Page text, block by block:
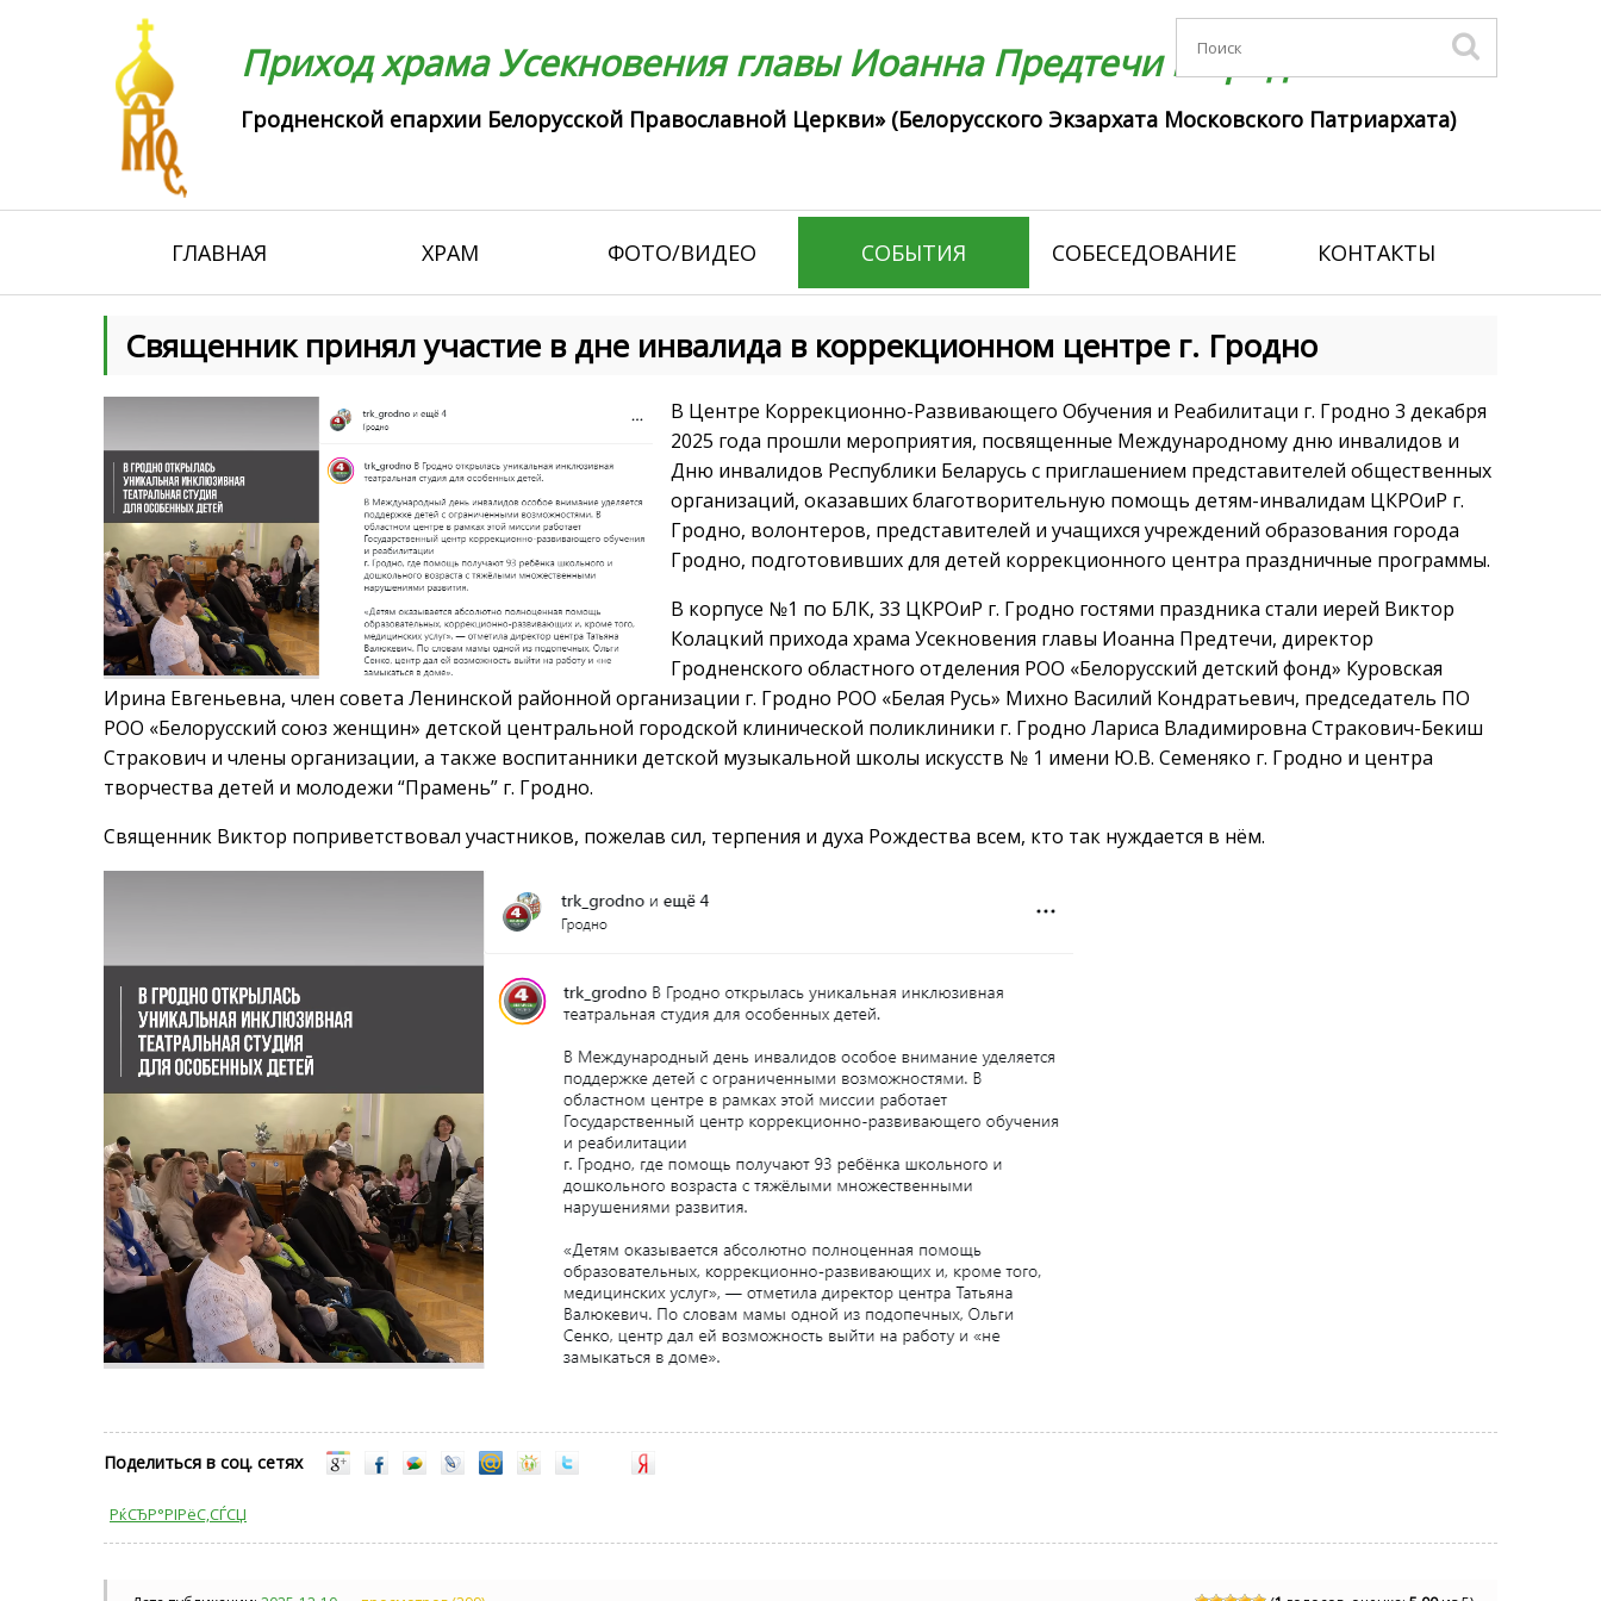
Приход храма Усекновения главы Иоанна Предтечи г. Гродно
Гродненской епархии Белорусской Православной Церкви» (Белорусского Экзархата Московского Патриархата)
ГЛАВНАЯ ХРАМ ФОТО/ВИДЕО СОБЫТИЯ СОБЕСЕДОВАНИЕ КОНТАКТЫ
Священник принял участие в дне инвалида в коррекционном центре г. Гродно
В Центре Коррекционно-Развивающего Обучения и Реабилитаци г. Гродно 3 декабря
2025 года прошли мероприятия, посвященные Международному дню инвалидов и
Дню инвалидов Республики Беларусь с приглашением представителей общественных
организаций, оказавших благотворительную помощь детям-инвалидам ЦКРОиР г.
Гродно, волонтеров, представителей и учащихся учреждений образования города
Гродно, подготовивших для детей коррекционного центра праздничные программы.
В корпусе №1 по БЛК, 33 ЦКРОиР г. Гродно гостями праздника стали иерей Виктор
Колацкий прихода храма Усекновения главы Иоанна Предтечи, директор
Гродненского областного отделения РОО «Белорусский детский фонд» Куровская
Ирина Евгеньевна, член совета Ленинской районной организации г. Гродно РОО «Белая Русь» Михно Василий Кондратьевич, председатель ПО
РОО «Белорусский союз женщин» детской центральной городской клинической поликлиники г. Гродно Лариса Владимировна Стракович-Бекиш
Стракович и члены организации, а также воспитанники детской музыкальной школы искусств № 1 имени Ю.В. Семеняко г. Гродно и центра
творчества детей и молодежи “Прамень” г. Гродно.
Священник Виктор поприветствовал участников, пожелав сил, терпения и духа Рождества всем, кто так нуждается в нём.
Поделиться в соц. сетях
РќСЂР°РІРёС‚СЃСЏ